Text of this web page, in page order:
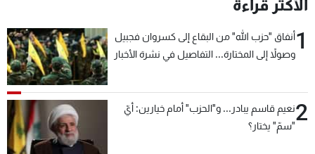
الأكثر قراءة
1أنفاق "حزب الله" من البقاع إلى كسروان فجبيل
وصولاً إلى المختارة... التفاصيل في نشرة الأخبار
2نعيم قاسم يبادر... و"الحزب" أمام خيارين: أيّ
"سمّ" يختار؟
عن MTV
الإنـتـاج
لاعلاناتكم
شروط الإسـتخدام
سياسة الخصوصية